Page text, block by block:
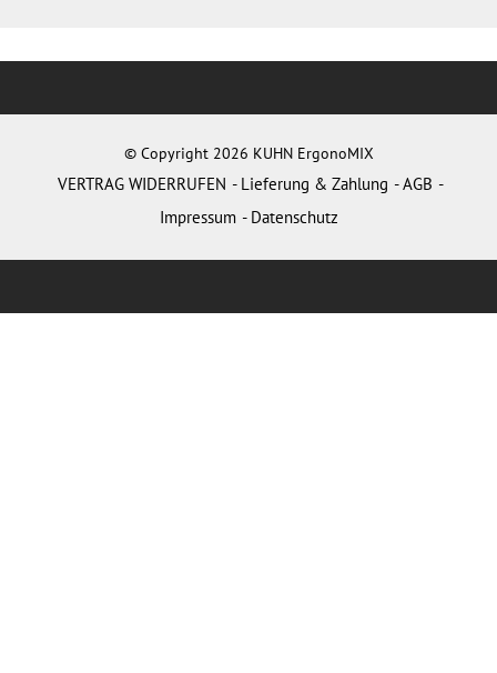
© Copyright 2026 KUHN ErgonoMIX
VERTRAG WIDERRUFEN Lieferung & Zahlung
AGB
Impressum
Datenschutz